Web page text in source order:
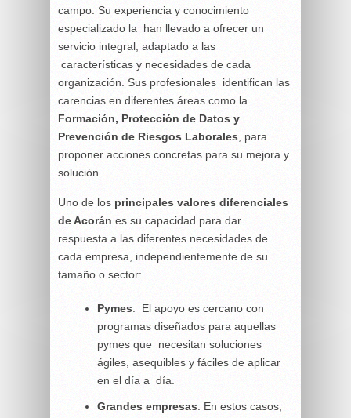
campo. Su experiencia y conocimiento
especializado la han llevado a ofrecer un
servicio integral, adaptado a las
características y necesidades de cada
organización. Sus profesionales identifican las
carencias en diferentes áreas como la
Formación, Protección de Datos y
Prevención de Riesgos Laborales, para
proponer acciones concretas para su mejora y
solución.
Uno de los principales valores diferenciales
de Acorán es su capacidad para dar
respuesta a las diferentes necesidades de
cada empresa, independientemente de su
tamaño o sector:
Pymes. El apoyo es cercano con
programas diseñados para aquellas
pymes que necesitan soluciones
ágiles, asequibles y fáciles de aplicar
en el día a día.
Grandes empresas. En estos casos,